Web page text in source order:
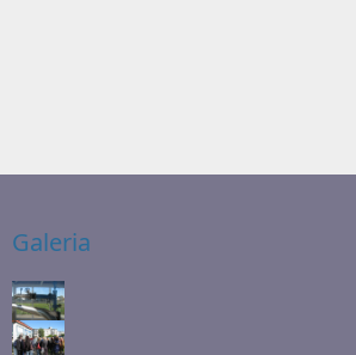
Galeria